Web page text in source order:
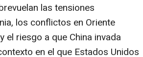
las tensiones
los conflictos en Oriente
el riesgo a que China invada
en el que Estados Unidos